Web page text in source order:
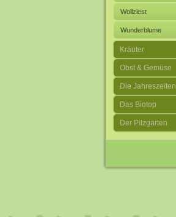
Wollziest
Wunderblume
Kräuter
Obst & Gemüse
Die Jahreszeiten
Das Biotop
Der Pilzgarten